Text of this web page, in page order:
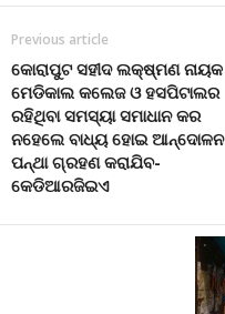
Previous article
କୋରାପୁଟ ସହୀଦ ଲକ୍ଷ୍ମଣ ନାୟକ
ମେଡିକାଲ କଲେଜ ଓ ହସପିଟାଲର
ରହିଥିବା ସମସ୍ୟା ସମାଧାନ କର
ନହେଲେ ବାଧ୍ୟ ହୋଇ ଆନ୍ଦୋଳନ
ପନ୍ଥା ଗ୍ରହଣ କରାଯିବ-
କେଡିଆରଜିଇଏ